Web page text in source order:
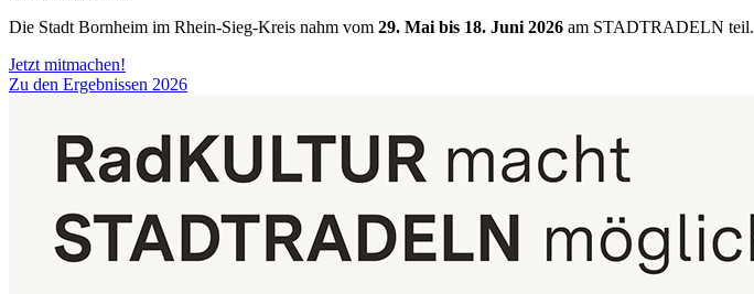
Die Stadt Bornheim im Rhein-Sieg-Kreis nahm vom 29. Mai bis 18. Juni 2026 am STADTRADELN teil.
Jetzt mitmachen!
Zu den Ergebnissen 2026